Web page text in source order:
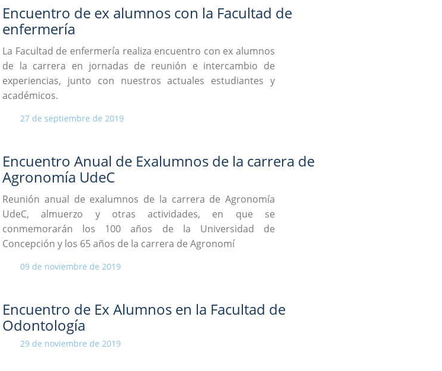
Encuentro de ex alumnos con la Facultad de
enfermería
La Facultad de enfermería realiza encuentro con ex alumnos
de la carrera en jornadas de reunión e intercambio de
experiencias, junto con nuestros actuales estudiantes y
académicos.
27 de septiembre de 2019
Encuentro Anual de Exalumnos de la carrera de
Agronomía UdeC
Reunión anual de exalumnos de la carrera de Agronomía
UdeC, almuerzo y otras actividades, en que se
conmemorarán los 100 años de la Universidad de
Concepción y los 65 años de la carrera de Agronomí
09 de noviembre de 2019
Encuentro de Ex Alumnos en la Facultad de
Odontología
29 de noviembre de 2019